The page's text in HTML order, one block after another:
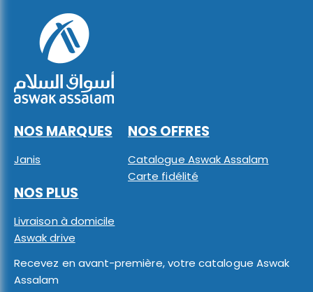
NOS MARQUES
Janis
NOS OFFRES
Catalogue Aswak Assalam
Carte fidélité
NOS PLUS
Livraison à domicile
Aswak drive
Recevez en avant-première, votre catalogue Aswak
Assalam